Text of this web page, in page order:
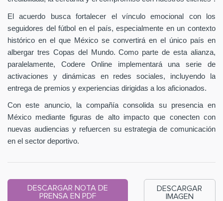
El acuerdo busca fortalecer el vínculo emocional con los
seguidores del fútbol en el país, especialmente en un contexto
histórico en el que México se convertirá en el único país en
albergar tres Copas del Mundo. Como parte de esta alianza,
paralelamente, Codere Online implementará una serie de
activaciones y dinámicas en redes sociales, incluyendo la
entrega de premios y experiencias dirigidas a los aficionados.
Con este anuncio, la compañía consolida su presencia en
México mediante figuras de alto impacto que conecten con
nuevas audiencias y refuercen su estrategia de comunicación
en el sector deportivo.
DESCARGAR NOTA DE
PRENSA EN PDF
DESCARGAR
IMAGEN